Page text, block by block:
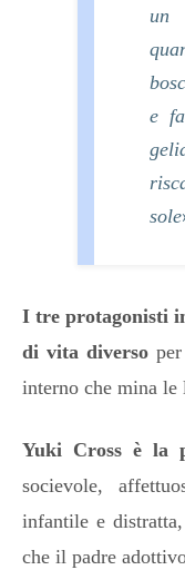
un
e
sole
I tre protagonisti
di vita diverso per
interno che mina le
Yuki Cross è la
socievole,
infantile e
che il padre